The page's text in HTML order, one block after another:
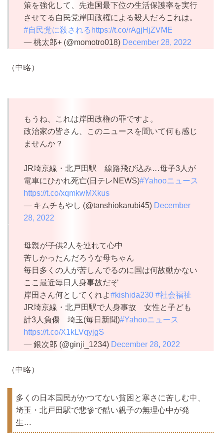
策を強化して、先進国最下位の生活保護率を実行
させてる自民党岸田政権による殺人だろこれは。
#自民党に殺される https://t.co/rAgjHjZVME
— 桃太郎+ (@momotro018) December 28, 2022
（中略）
もうね、これは岸田政権の罪ですよ。
政治家の皆さん、このニュースを聞いて何も感じ
ませんか？
JR埼京線・北戸田駅 線路飛び込み…母子3人が
電車にひかれ死亡(日テレNEWS)#Yahooニュース
https://t.co/xqmkwMXkus
— キムチもやし (@tanshiokarubi45) December
28, 2022
母親が子供2人を連れて心中
苦しかったんだろうな母ちゃん
毎日多くの人が苦しんでるのに国は何故動かない
ここ最近毎日人身事故だぞ
岸田さん何としてくれよ#kishida230 #社会福祉
JR埼京線・北戸田駅で人身事故 女性と子ども
計3人負傷 埼玉(毎日新聞)#Yahooニュース
https://t.co/X1kLVqyjgS
— 銀次郎 (@ginji_1234) December 28, 2022
（中略）
多くの日本国民がかつてない貧困と寒さに苦しむ中、
埼玉・北戸田駅で悲惨で酷い親子の無理心中が発
生…